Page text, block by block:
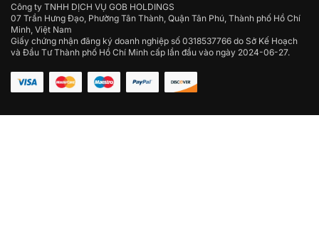
Công ty TNHH DỊCH VỤ GOB HOLDINGS
07 Trần Hưng Đạo, Phường Tân Thành, Quận Tân Phú, Thành phố Hồ Chí
Minh, Việt Nam
Giấy chứng nhận đăng ký doanh nghiệp số 0318537766 do Sở Kế Hoạch
và Đầu Tư Thành phố Hồ Chí Minh cấp lần đầu vào ngày 2024-06-27.